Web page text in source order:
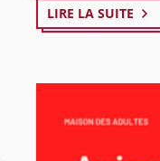
LIRE LA SUITE